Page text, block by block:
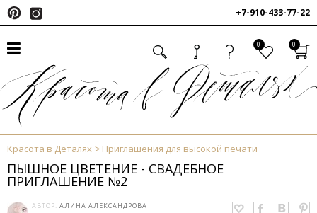
+7-910-433-77-22
0 0
Красота в Деталях Приглашения для высокой печати
ПЫШНОЕ ЦВЕТЕНИЕ - СВАДЕБНОЕ
ПРИГЛАШЕНИЕ №2
АВТОР: АЛИНА АЛЕКСАНДРОВА